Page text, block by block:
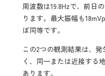
周波数は19.8Hzで、前日
ります。最大振幅も
ぼ同等です。
この2つの観測結果は、
く、同一または近接する
あります。